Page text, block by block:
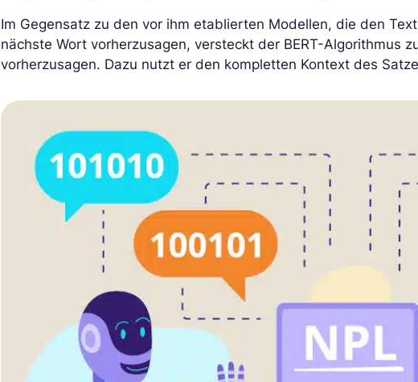
Im Gegensatz zu den vor ihm etablierten Modellen, die den
nächste Wort vorherzusagen, versteckt der BERT-Algorithmus
vorherzusagen. Dazu nutzt er den kompletten Kontext des